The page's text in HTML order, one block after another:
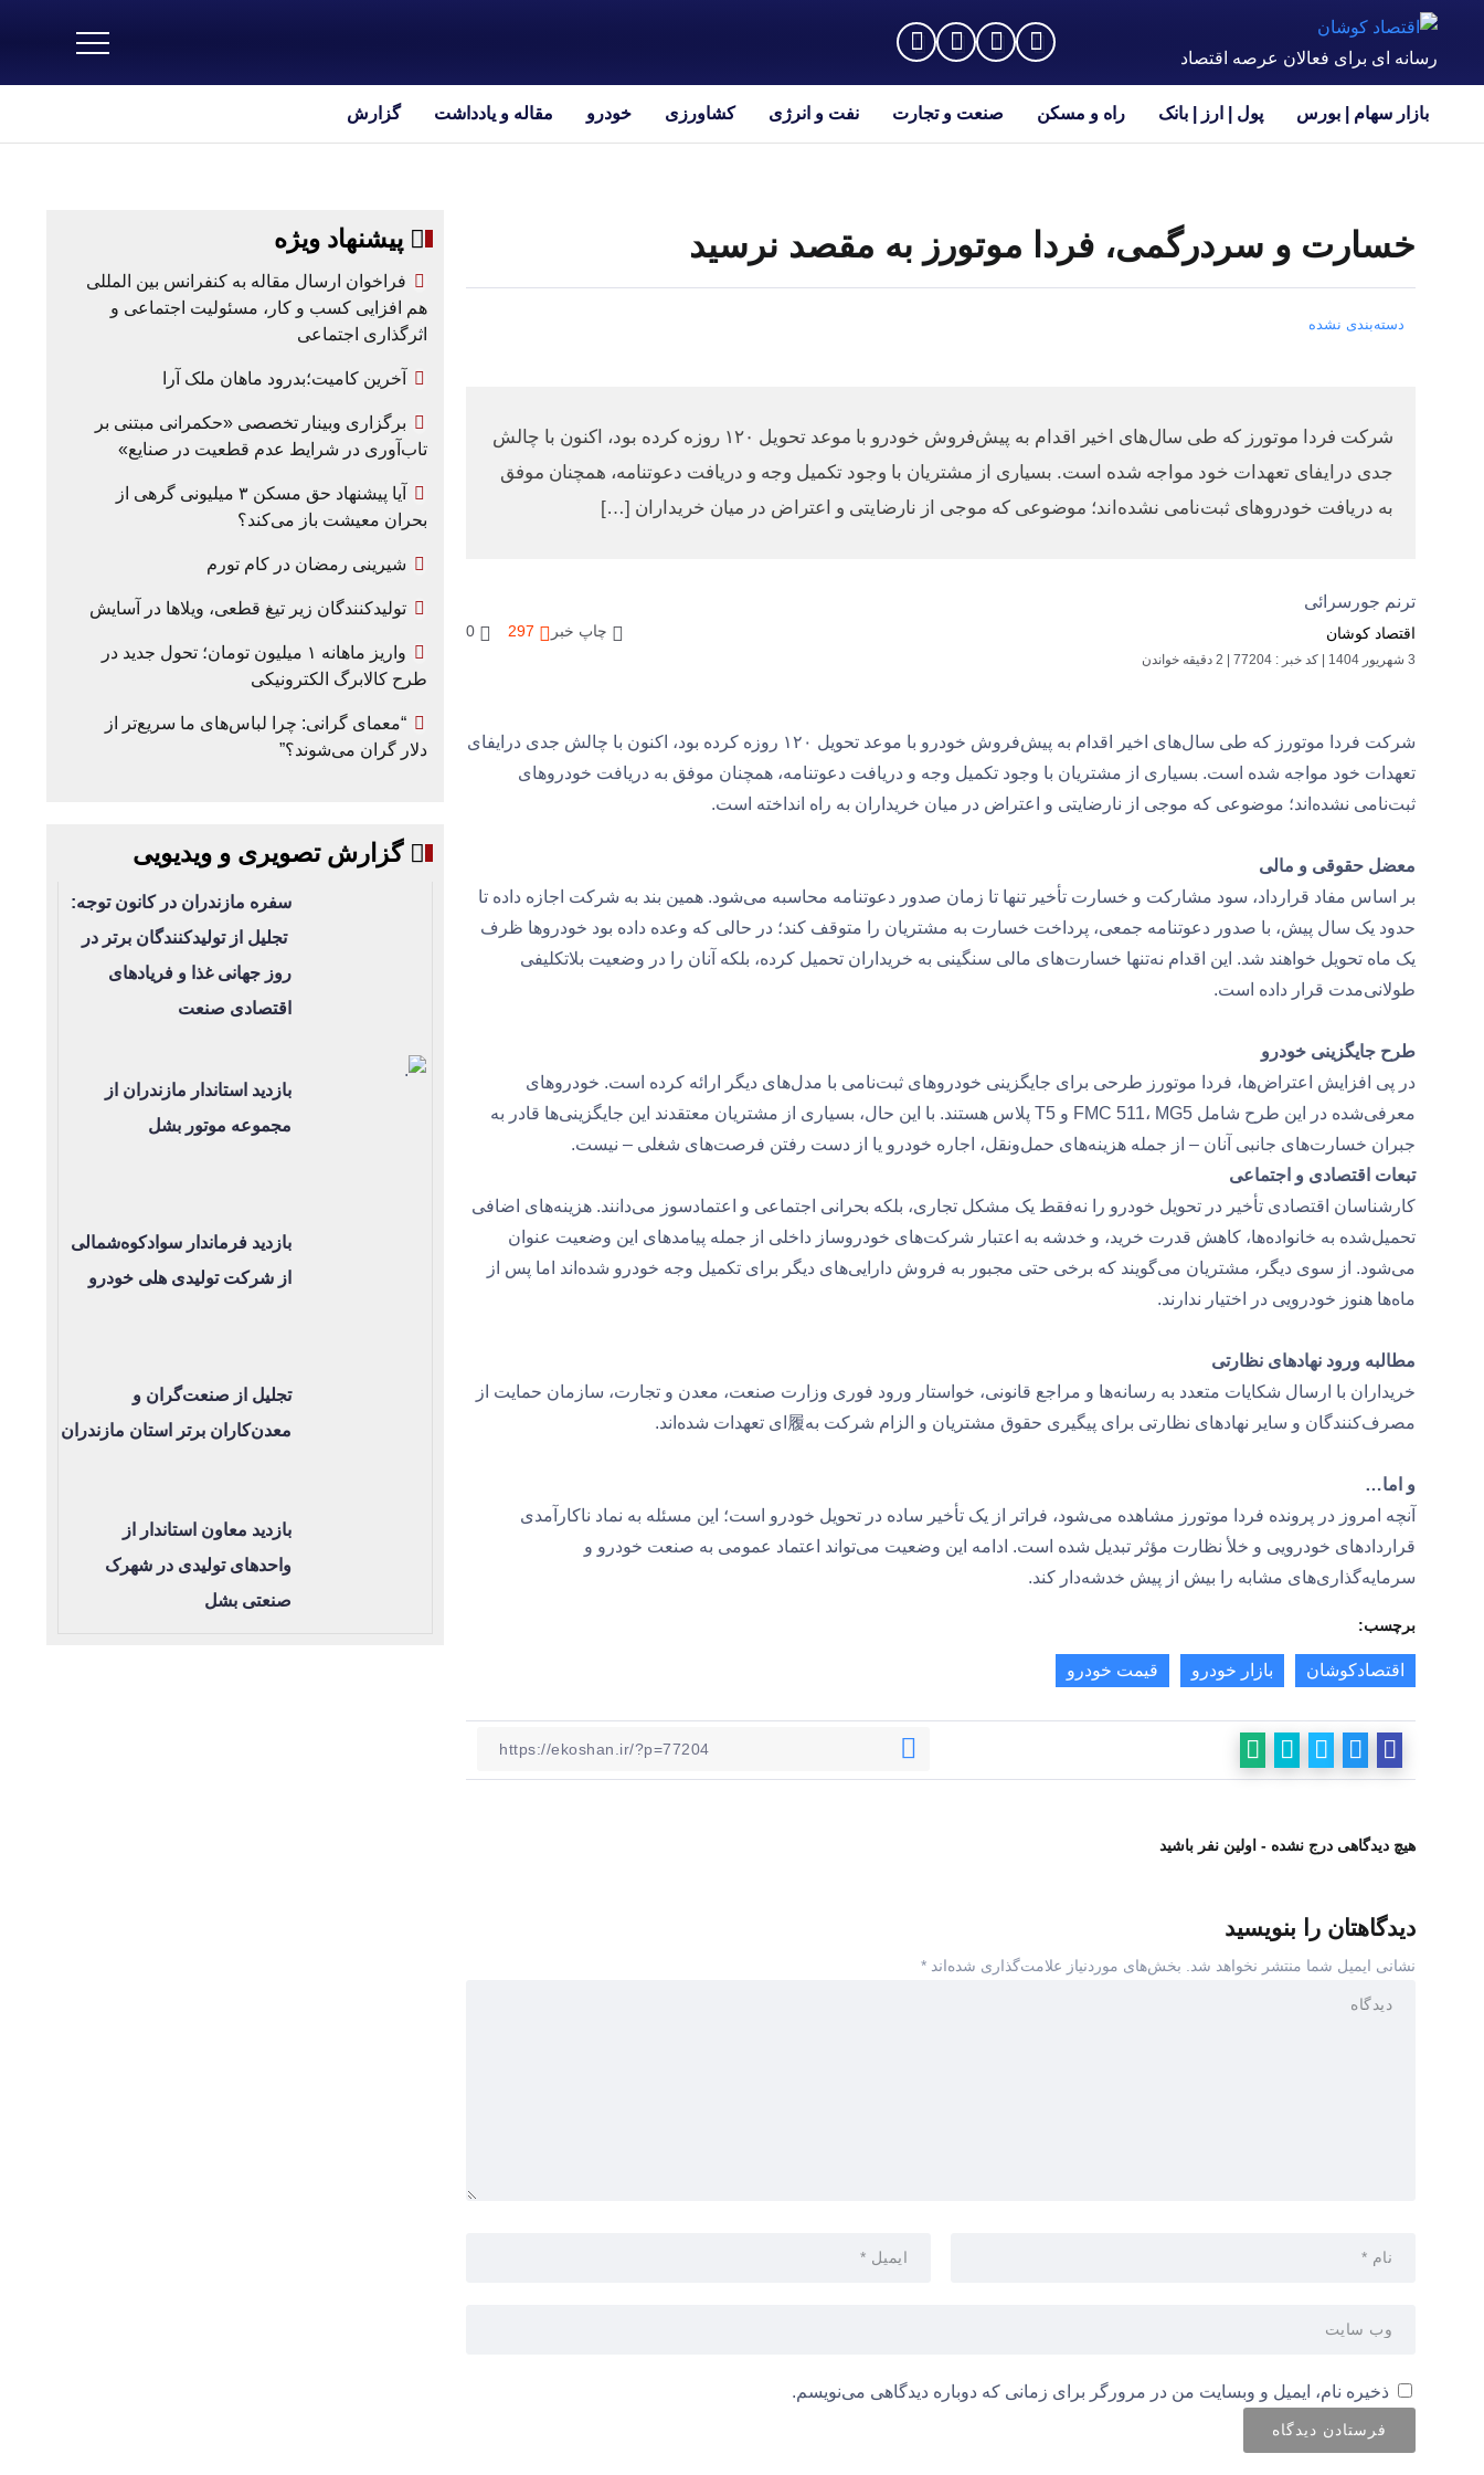
رسانه ای برای فعالان عرصه اقتصاد
بازار سهام | بورس پول | ارز | بانک راه و مسکن صنعت و تجارت نفت و انرژی کشاورزی خودرو مقاله و یادداشت گزارش
خسارت و سردرگمی، فردا موتورز به مقصد نرسید
دسته‌بندی نشده
شرکت فردا موتورز که طی سال‌های اخیر اقدام به پیش‌فروش خودرو با موعد تحویل ۱۲۰ روزه کرده بود، اکنون با چالش
جدی درایفای تعهدات خود مواجه شده است. بسیاری از مشتریان با وجود تکمیل وجه و دریافت دعوتنامه، همچنان موفق
به دریافت خودروهای ثبت‌نامی نشده‌اند؛ موضوعی که موجی از نارضایتی و اعتراض در میان خریداران […]
ترنم جورسرائی
اقتصاد کوشان
3 شهریور 1404 | کد خبر : 77204 | 2 دقیقه خواندن
چاپ خبر 297
0
شرکت فردا موتورز که طی سال‌های اخیر اقدام به پیش‌فروش خودرو با موعد تحویل ۱۲۰ روزه کرده بود، اکنون با چالش جدی درایفای
تعهدات خود مواجه شده است. بسیاری از مشتریان با وجود تکمیل وجه و دریافت دعوتنامه، همچنان موفق به دریافت خودروهای
ثبت‌نامی نشده‌اند؛ موضوعی که موجی از نارضایتی و اعتراض در میان خریداران به راه انداخته است.
معضل حقوقی و مالی
بر اساس مفاد قرارداد، سود مشارکت و خسارت تأخیر تنها تا زمان صدور دعوتنامه محاسبه می‌شود. همین بند به شرکت اجازه داده تا
حدود یک سال پیش، با صدور دعوتنامه‌ جمعی، پرداخت خسارت به مشتریان را متوقف کند؛ در حالی که وعده داده بود خودروها ظرف
یک ماه تحویل خواهند شد. این اقدام نه‌تنها خسارت‌های مالی سنگینی به خریداران تحمیل کرده، بلکه آنان را در وضعیت بلاتکلیفی
طولانی‌مدت قرار داده است.
طرح جایگزینی خودرو
در پی افزایش اعتراض‌ها، فردا موتورز طرحی برای جایگزینی خودروهای ثبت‌نامی با مدل‌های دیگر ارائه کرده است. خودروهای
معرفی‌شده در این طرح شامل FMC 511، MG5 و T5 پلاس هستند. با این حال، بسیاری از مشتریان معتقدند این جایگزینی‌ها قادر به
جبران خسارت‌های جانبی آنان – از جمله هزینه‌های حمل‌ونقل، اجاره خودرو یا از دست رفتن فرصت‌های شغلی – نیست.
تبعات اقتصادی و اجتماعی
کارشناسان اقتصادی تأخیر در تحویل خودرو را نه‌فقط یک مشکل تجاری، بلکه بحرانی اجتماعی و اعتمادسوز می‌دانند. هزینه‌های اضافی
تحمیل‌شده به خانواده‌ها، کاهش قدرت خرید، و خدشه به اعتبار شرکت‌های خودروساز داخلی از جمله پیامدهای این وضعیت عنوان
می‌شود. از سوی دیگر، مشتریان می‌گویند که برخی حتی مجبور به فروش دارایی‌های دیگر برای تکمیل وجه خودرو شده‌اند اما پس از
ماه‌ها هنوز خودرویی در اختیار ندارند.
مطالبه ورود نهادهای نظارتی
خریداران با ارسال شکایات متعدد به رسانه‌ها و مراجع قانونی، خواستار ورود فوری وزارت صنعت، معدن و تجارت، سازمان حمایت از
مصرف‌کنندگان و سایر نهادهای نظارتی برای پیگیری حقوق مشتریان و الزام شرکت به履ای تعهدات شده‌اند.
و اما…
آنچه امروز در پرونده فردا موتورز مشاهده می‌شود، فراتر از یک تأخیر ساده در تحویل خودرو است؛ این مسئله به نماد ناکارآمدی
قراردادهای خودرویی و خلأ نظارت مؤثر تبدیل شده است. ادامه این وضعیت می‌تواند اعتماد عمومی به صنعت خودرو و
سرمایه‌گذاری‌های مشابه را بیش از پیش خدشه‌دار کند.
برچسب:
اقتصادکوشان بازار خودرو قیمت خودرو
هیچ دیدگاهی درج نشده - اولین نفر باشید
دیدگاهتان را بنویسید
نشانی ایمیل شما منتشر نخواهد شد. بخش‌های موردنیاز علامت‌گذاری شده‌اند *
ذخیره نام، ایمیل و وبسایت من در مرورگر برای زمانی که دوباره دیدگاهی می‌نویسم.
پیشنهاد ویژه
فراخوان ارسال مقاله به کنفرانس بین المللی
هم افزایی کسب و کار، مسئولیت اجتماعی و
اثرگذاری اجتماعی
آخرین کامیت؛بدرود ماهان ملک آرا
برگزاری وبینار تخصصی «حکمرانی مبتنی بر
تاب‌آوری در شرایط عدم قطعیت در صنایع»
آیا پیشنهاد حق مسکن ۳ میلیونی گرهی از
بحران معیشت باز می‌کند؟
شیرینی رمضان در کام تورم
تولیدکنندگان زیر تیغ قطعی، ویلاها در آسایش
واریز ماهانه ۱ میلیون تومان؛ تحول جدید در
طرح کالابرگ الکترونیکی
“معمای گرانی: چرا لباس‌های ما سریع‌تر از
دلار گران می‌شوند؟”
گزارش تصویری و ویدیویی
سفره مازندران در کانون توجه:
تجلیل از تولیدکنندگان برتر در
روز جهانی غذا و فریادهای
اقتصادی صنعت
بازدید استاندار مازندران از
مجموعه موتور بشل
بازدید فرماندار سوادکوه‌شمالی
از شرکت تولیدی هلی خودرو
تجلیل از صنعت‌گران و
معدن‌کاران برتر استان مازندران
بازدید معاون استاندار از
واحدهای تولیدی در شهرک
صنعتی بشل